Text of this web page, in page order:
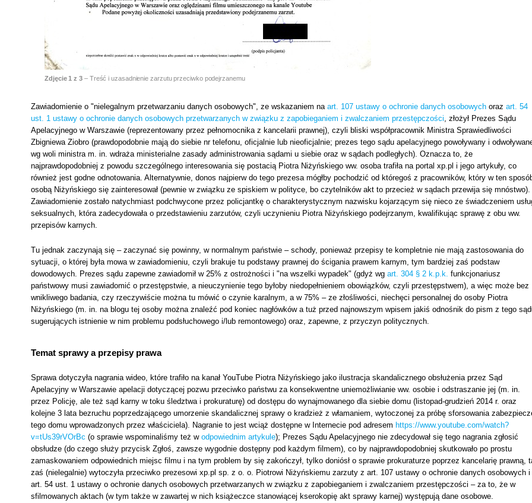
Zdjęcie1 z 3– Treść i uzasadnienie zarzutu przeciwko podejrzanemu
Zawiadomienie o "nielegalnym przetwarzaniu danych osobowych", ze wskazaniem na art. 107 ustawy o ochronie danych osobowych oraz art. 54
ust. 1 ustawy o ochronie danych osobowych przetwarzanych w związku z zapobieganiem i zwalczaniem przestępczości, złożył Prezes Sądu
Apelacyjnego w Warszawie (reprezentowany przez pełnomocnika z kancelarii prawnej), czyli bliski współpracownik Ministra Sprawiedliwości
Zbigniewa Ziobro (prawdopodobnie mają do siebie nr telefonu, oficjalnie lub nieoficjalnie; prezes tego sądu apelacyjnego powoływany i
wg woli ministra m. in. wdraża ministerialne zasady administrowania sądami u siebie oraz w sądach podległych). Oznacza to, że
najprawdopodobniej z powodu szczególnego interesowania się postacią Piotra Niżyńskiego ww. osoba trafiła na portal xp.pl i jego artykuły, co
również jest godne odnotowania. Alternatywnie, donos najpierw do tego prezesa mógłby pochodzić od któregoś z pracowników, który w ten
osobą Niżyńskiego się zainteresował (pewnie w związku ze spiskiem w polityce, bo czytelników akt to przecież w sądach przewija się mnóstwo).
Zawiadomienie zostało natychmiast podchwycone przez policjantkę o charakterystycznym nazwisku kojarzącym się nieco ze świadczeniem
seksualnych, która zadecydowała o przedstawieniu zarzutów, czyli uczynieniu Piotra Niżyńskiego podejrzanym, kwalifikując sprawę z obu ww.
przepisów karnych.
Tu jednak zaczynają się – zaczynać się powinny, w normalnym państwie – schody, ponieważ przepisy te kompletnie nie mają zastosowania do
sytuacji, o której była mowa w zawiadomieniu, czyli brakuje tu podstawy prawnej do ścigania prawem karnym, tym bardziej zaś podstaw
dowodowych. Prezes sądu zapewne zawiadomił w 25% z ostrożności i "na wszelki wypadek" (gdyż wg art. 304 § 2 k.p.k. funkcjonariusz
państwowy musi zawiadomić o przestępstwie, a nieuczynienie tego byłoby niedopełnieniem obowiązków, czyli przestępstwem), a więc może bez
wnikliwego badania, czy rzeczywiście można tu mówić o czynie karalnym, a w 75% – ze złośliwości, niechęci personalnej do osoby Piotra
Niżyńskiego (m. in. na blogu tej osoby można znaleźć pod koniec nagłówków a tuż przed najnowszym wpisem jakiś odnośnik do pism z tego
sugerujących istnienie w nim problemu podsłuchowego i/lub remontowego) oraz, zapewne, z przyczyn politycznych.
Temat sprawy a przepisy prawa
Sprawa dotyczyła nagrania wideo, które trafiło na kanał YouTube Piotra Niżyńskiego jako ilustracja skandalicznego obsłużenia przez Sąd
Apelacyjny w Warszawie apelacji dotyczącej pozwu przeciwko państwu za konsekwentne uniemożliwianie ww. osobie i odstraszanie jej (m. in.
przez Policję, ale też sąd karny w toku śledztwa i prokuraturę) od dostępu do wynajmowanego dla siebie domu (listopad-grudzień 2014 r. oraz
kolejne 3 lata bezruchu poprzedzającego umorzenie skandalicznej sprawy o kradzież z włamaniem, wytoczonej za próbę sforsowania
tego domu wprowadzonych przez właściciela). Nagranie to jest wciąż dostępne w Internecie pod adresem https://www.youtube.com/watch?
v=tUs39rVOrBc (o sprawie wspominaliśmy też w odpowiednim artykule); Prezes Sądu Apelacyjnego nie zdecydował się tego nagrania zgłosić
obsłudze (do czego służy przycisk Zgłoś, zawsze wygodnie dostępny pod każdym filmem), co by najprawdopodobniej skutkowało po prostu
zamaskowaniem odpowiednich miejsc filmu i na tym problem by się zakończył, tylko doniósł o sprawie prokuraturze poprzez kancelarię prawną,
zaś (nielegalnie) wytoczyła przeciwko prezesowi xp.pl sp. z o. o. Piotrowi Niżyńskiemu zarzuty z art. 107 ustawy o ochronie danych osobowych i
art. 54 ust. 1 ustawy o ochronie danych osobowych przetwarzanych w związku z zapobieganiem i zwalczaniem przestępczości – za to, że w
sfilmowanych aktach (w tym także w zawartej w nich książeczce stanowiącej kserokopię akt sprawy karnej) występują dane osobowe.